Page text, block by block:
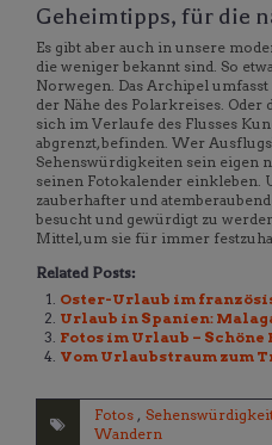
Geheimtipps, für die
Es gibt aber auch in unsere
die weniger bekannt sind. So
Norwegen. Das Archipel
der Nähe des Polarkreises. Oder
sich im Verlaufe des Flusses
abgrenzt, befinden. Wer
Sehenswürdigkeiten sein eigen
seinen Fotokalender einkleben.
zauberhafter und
besucht und gewürdigt zu
Mittel, um sie für immer
Related Posts:
Oster-Urlaub im
Urlaub in Spanien:
Fotos im Urlaub –
Vom Urlaubstraum zum
Fotos ,
Wandern